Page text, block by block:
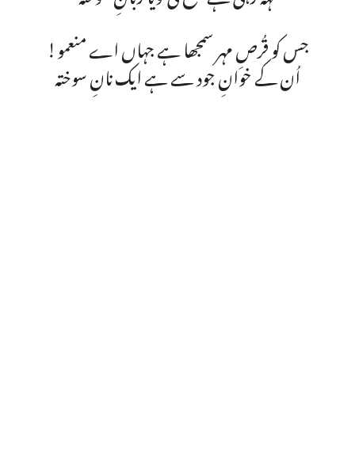
جس کو قُرصِ مہر سمجھا ہے جہاں اے منعمو!
اُن کے خوانِ جود سے ہے ایک نانِ سوختہ